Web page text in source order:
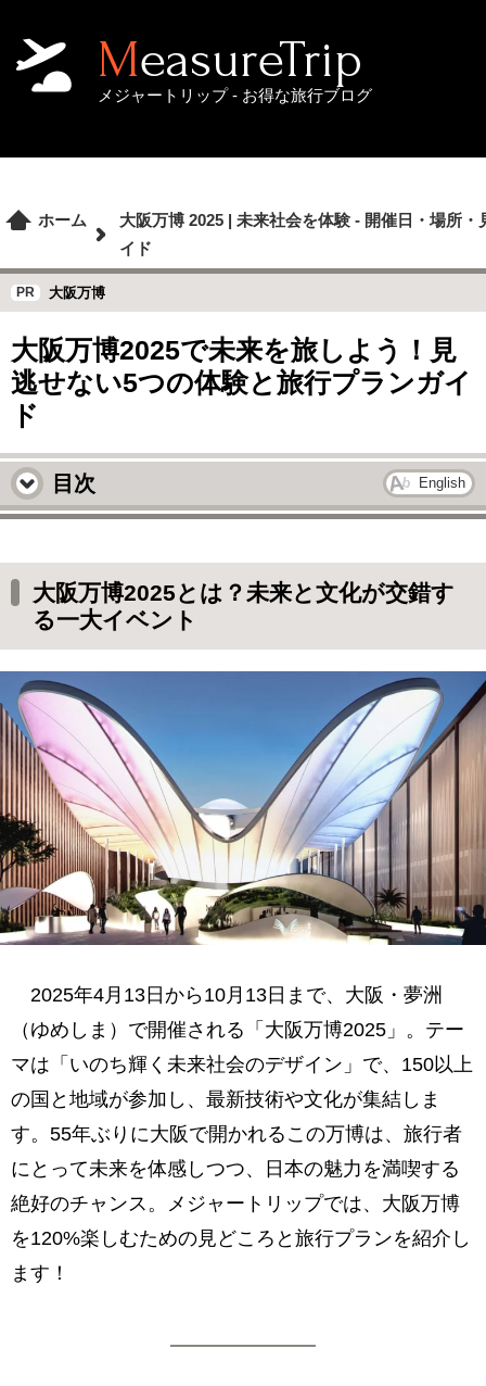
MeasureTrip
メジャートリップ - お得な旅行ブログ
ホーム
大阪万博 2025 | 未来社会を体験 - 開催日・場所・
イド
大阪万博
大阪万博2025で未来を旅しよう！見
逃せない5つの体験と旅行プランガイ
ド
目次 English
大イベント
見逃せない5つの大阪万博体験
お得に大阪万博を楽しむ旅行術
大阪万博と一緒に楽しむ観光プラン
大阪万博旅行を今すぐ計画！
大阪万博2025とは？未来と文化が交錯す
る一大イベント
2025年4月13日から10月13日まで、大阪・夢洲
（ゆめしま）で開催される「大阪万博2025」。テー
マは「いのち輝く未来社会のデザイン」で、150以上
の国と地域が参加し、最新技術や文化が集結しま
す。55年ぶりに大阪で開かれるこの万博は、旅行者
にとって未来を体感しつつ、日本の魅力を満喫する
絶好のチャンス。メジャートリップでは、大阪万博
を120%楽しむための見どころと旅行プランを紹介し
ます！